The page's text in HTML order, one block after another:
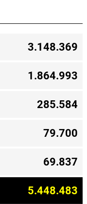
3.148.369
1.864.993
285.584
79.700
69.837
5.448.483